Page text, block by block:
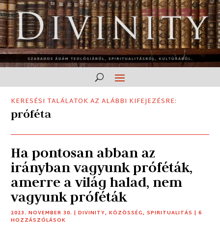
KERESÉSI TALÁLATOK AZ ALÁBBI KIFEJEZÉSRE:
próféta
Ha pontosan abban az
irányban vagyunk próféták,
amerre a világ halad, nem
vagyunk próféták
2023. NOVEMBER 30. |DIVINITY,KÖZÖSSÉG,SPIRITUALITÁS | 6
HOZZÁSZÓLÁSOK